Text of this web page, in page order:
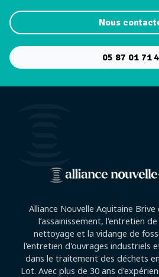
Nous
05 87 01 71
Alliance Nouvelle Aquitaine Brive
l’assainissement, l'entretien
nettoyage et la vidange de
l'entretien d'ouvrages industriels
dans le traitement des déchets
Lot. Avec plus de 30 ans